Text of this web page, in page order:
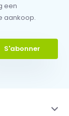
een
aankoop.
S'abonner